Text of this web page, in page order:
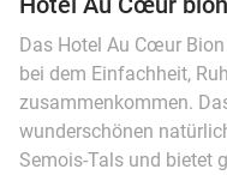
Das Hotel Au Cœur
bei dem Einfachheit,
zusammenkommen.
wunderschönen
Semois-Tals und bietet